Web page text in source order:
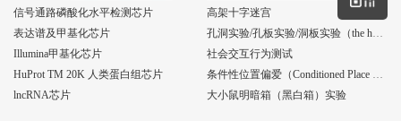
信号通路磷酸化水平检测芯片
表达谱及甲基化芯片
Illumina甲基化芯片
HuProt TM 20K 人类蛋白组芯片
lncRNA芯片
高架十字迷宫
孔洞实验/孔板实验/洞板实验（the holeboard test）
社会交互行为测试
条件性位置偏爱（Conditioned Place Preference, CPP）实验
大小鼠明暗箱（黑白箱）实验